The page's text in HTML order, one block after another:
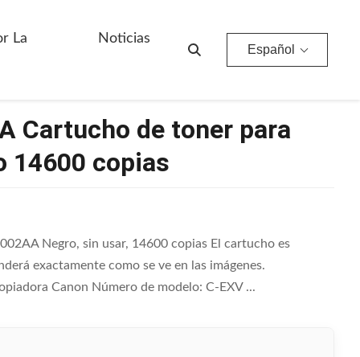
La
Noticias
Español
Cartucho de toner para
14600 copias
Negro, sin usar, 14600 copias El cartucho es
exactamente como se ve en las imágenes.
Canon Número de modelo: C-EXV ...